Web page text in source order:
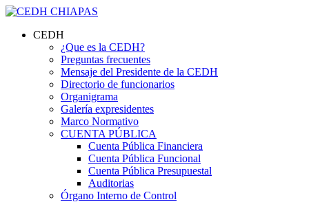
CEDH
¿Que es la CEDH?
Preguntas frecuentes
Mensaje del Presidente de la CEDH
Directorio de funcionarios
Organigrama
Galería expresidentes
Marco Normativo
CUENTA PÚBLICA
Cuenta Pública Financiera
Cuenta Pública Funcional
Cuenta Pública Presupuestal
Auditorias
Órgano Interno de Control